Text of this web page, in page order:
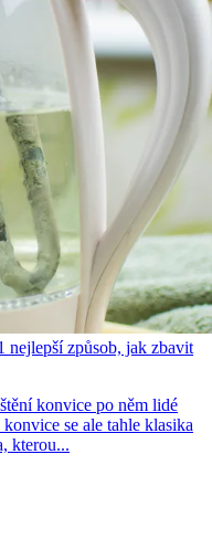
nejlepší způsob, jak zbavit
konvice po něm lidé
se ale tahle klasika
kterou...